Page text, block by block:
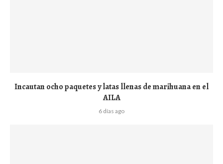
Incautan ocho paquetes y latas llenas de marihuana en el
AILA
6 días ago